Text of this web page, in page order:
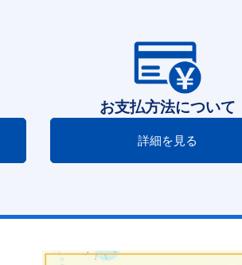
お支払方法について
詳細を見る